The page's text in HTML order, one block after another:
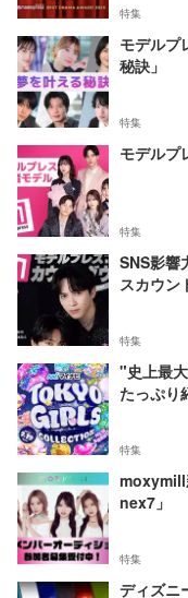
特集
モデルプ
秘訣」
特集
モデルプ
特集
SNS影響
スカウン
特集
"史上最
たっぷり
特集
moxymill
nex7」
特集
ディズニ